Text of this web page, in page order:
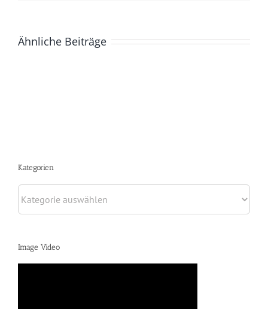
Ähnliche Beiträge
Kategorien
Kategorien
Image Video